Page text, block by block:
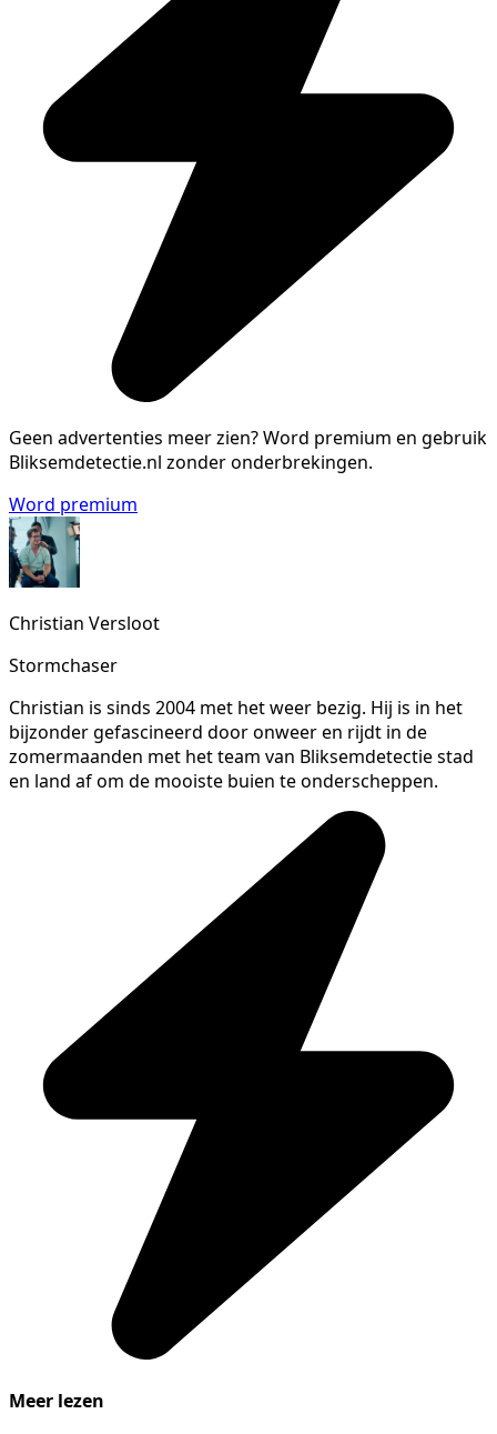
Geen advertenties meer zien?Word premium en gebruik
Bliksemdetectie.nl zonder onderbrekingen.
Word premium
Christian Versloot
Stormchaser
Christian is sinds 2004 met het weer bezig. Hij is in het
bijzonder gefascineerd door onweer en rijdt in de
zomermaanden met het team van Bliksemdetectie stad
en land af om de mooiste buien te onderscheppen.
Meer lezen